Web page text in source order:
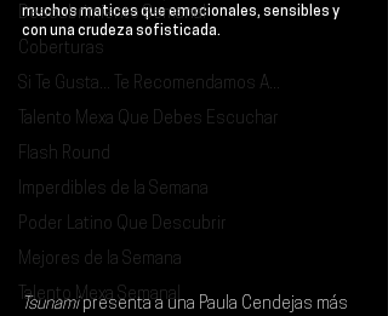
Descubrimiento Semanal
Coberturas
Si Te Gusta... Te Recomendamos A...
Talento Mexa Que Debes Escuchar
Flash Round
Imperdibles de la Semana
Poder Latino Que Descubrir
Mejores de la Semana
Talento Mexa Semanal
muchos matices que emocionales, sensibles y
con una crudeza sofisticada.
Tsunami presenta a una Paula Cendejas más